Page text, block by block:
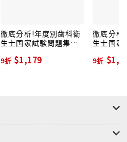
徹底分析!年度別歯科衛
生士国家試験問題集
9折 $1,179
徹底分析
生士国家
年)
9折